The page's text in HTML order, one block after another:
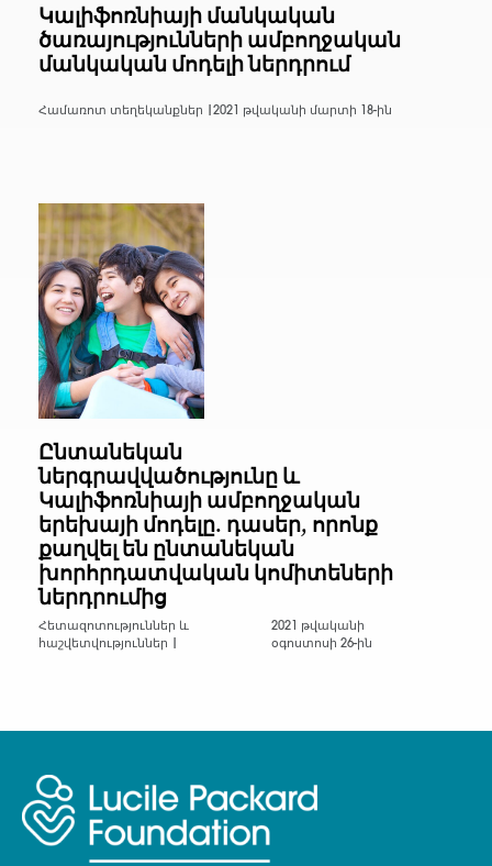
Կալիֆոռնիայի մանկական
ծառայությունների ամբողջական
մանկական մոդելի ներդրում
Համառոտ տեղեկանքներ | 2021 թվականի մարտի 18-ին
Ընտանեկան
ներգրավվածությունը և
Կալիֆոռնիայի ամբողջական
երեխայի մոդելը. դասեր, որոնք
քաղվել են ընտանեկան
խորհրդատվական կոմիտեների
ներդրումից
Հետազոտություններ և
հաշվետվություններ |
2021 թվականի
օգոստոսի 26-ին